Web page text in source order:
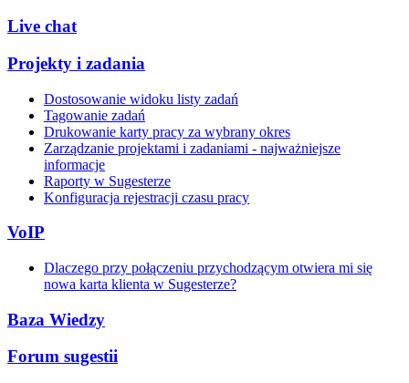
Live chat
Projekty i zadania
Dostosowanie widoku listy zadań
Tagowanie zadań
Drukowanie karty pracy za wybrany okres
Zarządzanie projektami i zadaniami - najważniejsze
informacje
Raporty w Sugesterze
Konfiguracja rejestracji czasu pracy
VoIP
Dlaczego przy połączeniu przychodzącym otwiera mi się
nowa karta klienta w Sugesterze?
Baza Wiedzy
Forum sugestii